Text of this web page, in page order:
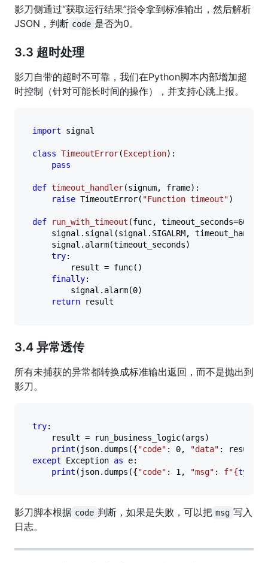
影刀侧通过“获取运行结果”指令拿到标准输出，然后解析
JSON，判断 code 是否为0。
3.3 超时处理
影刀自带的超时不可靠，我们在Python脚本内部增加超
时控制（针对可能长时间的操作），并支持心跳上报。
import signal
class TimeoutError(Exception):
pass
def timeout_handler(signum, frame):
raise TimeoutError( "Function timeout")
def run_with_timeout (func, timeout_seconds=60
signal.signal(signal.SIGALRM,
    signal.alarm(timeout_seconds)
try:
        result = func()
finally:
        signal.alarm(
0)
return
3.4 异常透传
所有未捕获的异常都转换成标准输出返回，而不是抛出到
影刀。
try:
    result = run_business_logic(args)
print (json.dumps({"code" : 0,
"data"
except Exception as e:
print (json.dumps({"code" : 1 , "msg" : f"{type
影刀脚本根据 code 判断，如果是失败，可以把 msg 写入
日志。